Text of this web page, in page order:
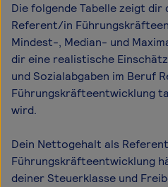
Die folgende Tabelle zeigt
Referent/in
Mindest-, Median- und
dir eine realistische
und Sozialabgaben im Beruf
Führungskräfteentwicklung
wird.
Dein Nettogehalt als
Führungskräfteentwicklung
deiner Steuerklasse und